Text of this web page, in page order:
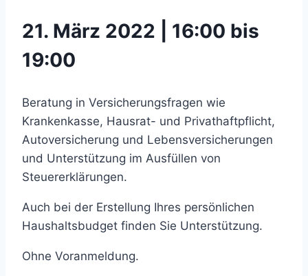
21. März 2022 | 16:00 bis
19:00
Beratung in Versicherungsfragen wie
Krankenkasse, Hausrat- und Privathaftpflicht,
Autoversicherung und Lebensversicherungen
und Unterstützung im Ausfüllen von
Steuererklärungen.
Auch bei der Erstellung Ihres persönlichen
Haushaltsbudget finden Sie Unterstützung.
Ohne Voranmeldung.